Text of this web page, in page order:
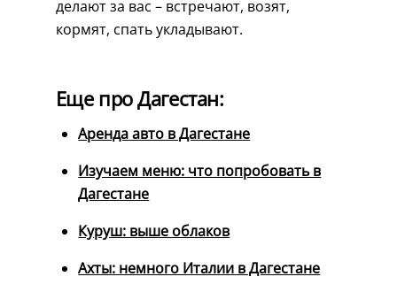
делают за вас – встречают, возят,
кормят, спать укладывают.
Еще про Дагестан:
Аренда авто в Дагестане
Изучаем меню: что попробовать в
Дагестане
Куруш: выше облаков
Ахты: немного Италии в Дагестане